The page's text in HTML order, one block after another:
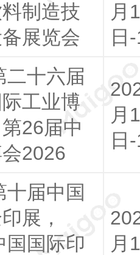
制造技
展览会
月
日
二十六届
工业博
26届中
2026
月
日
十届中国
展，
国国际印
月